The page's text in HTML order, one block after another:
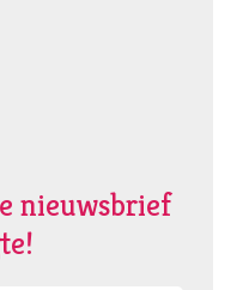
nieuwsbrief